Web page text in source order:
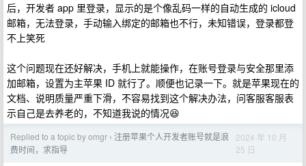
后，开发者 app 里登录，显示的是个像乱码一样的自动生成的 icloud
邮箱，无法登录，手动输入绑定的邮箱也不行，未知错误，登录都登
不上笑死
这个问题现在还好解决，手机上就能操作，在账号登录与安全那里添
加邮箱，设置为主苹果 ID 就行了。顺便也记录一下。就是苹果现在的
文档、说明质量严重下滑，不容易找到这个解决办法，问客服客服表
示自己是去养老的，不知道我说的情况😆
Replied to a topic by omgr › 注册苹果个人开发者账号就是浪
费时间，求指导
2024 年 10 月
25 日